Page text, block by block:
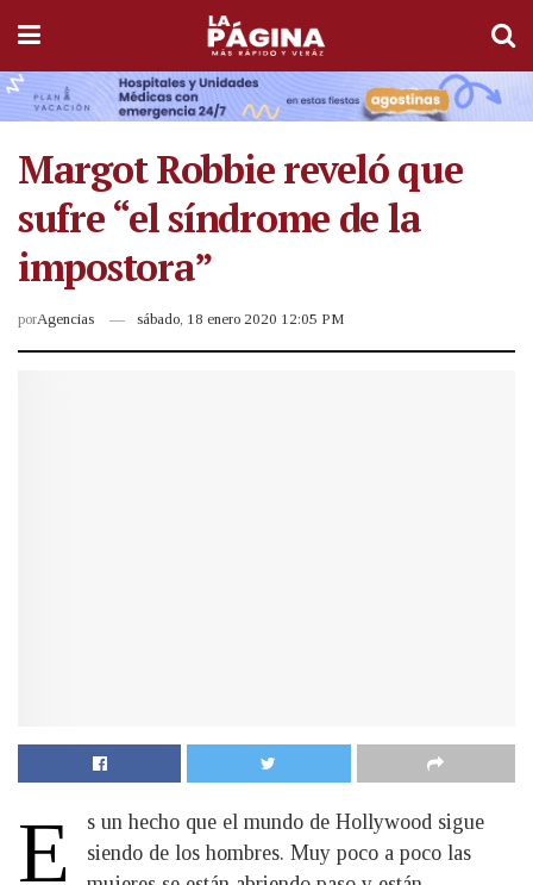
Margot Robbie reveló que
sufre “el síndrome de la
impostora”
porAgencias sábado, 18 enero 2020 12:05 PM
E
s un hecho que el mundo de Hollywood sigue
siendo de los hombres. Muy poco a poco las